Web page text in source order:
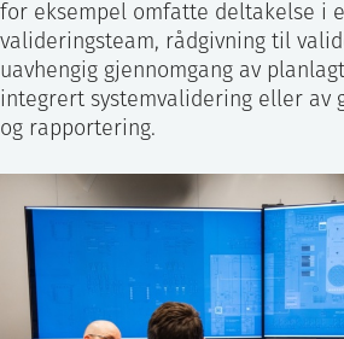
for eksempel omfatte deltakelse i
valideringsteam, rådgivning til
uavhengig gjennomgang av
integrert systemvalidering eller av
og rapportering.